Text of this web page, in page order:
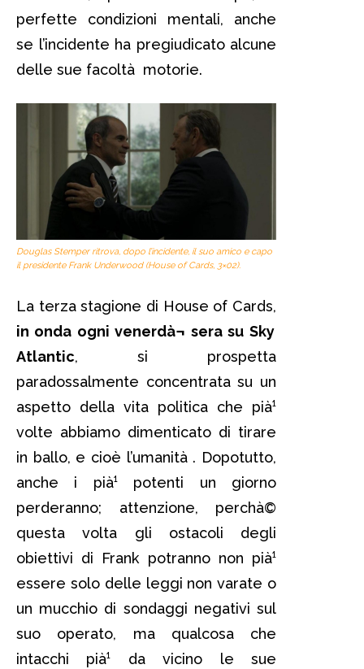
perfette condizioni mentali, anche
se l’incidente ha pregiudicato alcune
delle sue facoltà motorie.
Douglas Stemper ritrova, dopo l’incidente, il suo amico e capo
il presidente Frank Underwood (House of Cards, 3×02).
La terza stagione di House of Cards,
in onda ogni venerdà¬ sera su Sky
Atlantic, si prospetta
paradossalmente concentrata su un
aspetto della vita politica che pià¹
volte abbiamo dimenticato di tirare
in ballo, e cioè l’umanità . Dopotutto,
anche i pià¹ potenti un giorno
perderanno; attenzione, perchà©
questa volta gli ostacoli degli
obiettivi di Frank potranno non pià¹
essere solo delle leggi non varate o
un mucchio di sondaggi negativi sul
suo operato, ma qualcosa che
intacchi pià¹ da vicino le sue